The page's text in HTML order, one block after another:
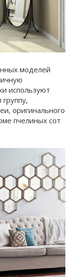
моделей
используют
оригинального
пчелиных сот